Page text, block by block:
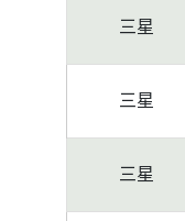
三星
三星
三星